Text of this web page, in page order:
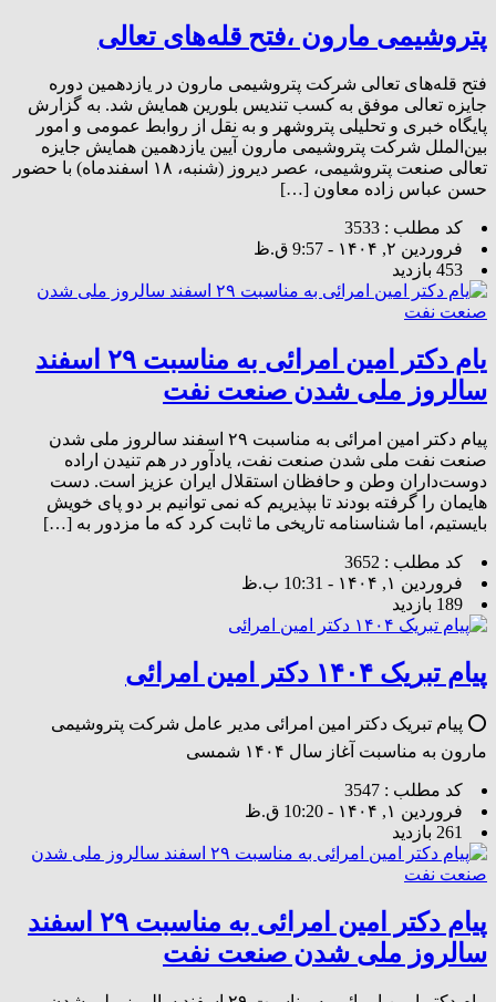
پتروشیمی مارون ،فتح‌ قله‌های تعالی
فتح‌ قله‌های تعالی شرکت پتروشیمی مارون در یازدهمین دوره
جایزه تعالی موفق به کسب تندیس بلورین همایش شد. به گزارش
پایگاه خبری و تحلیلی پتروشهر و به نقل از روابط عمومی و امور
بین‌الملل شرکت پتروشیمی مارون آیین یازدهمین همایش جایزه
تعالی صنعت پتروشیمی، عصر دیروز (شنبه، ۱۸ اسفندماه) با حضور
حسن عباس زاده معاون […]
کد مطلب : 3533
فروردین ۲, ۱۴۰۴ - 9:57 ق.ظ
453 بازدید
یام دکتر امین امرائی به مناسبت ۲۹ اسفند
سالروز ملی شدن صنعت نفت
پیام دکتر امین امرائی به مناسبت ۲۹ اسفند سالروز ملی شدن
صنعت نفت ملی شدن صنعت نفت، یادآور در هم تنیدن‌ اراده‌
دوست‌داران وطن و حافظان استقلال ایران عزیز است. دست
هایمان را گرفته بودند تا بپذیریم که نمی توانیم بر دو پای خویش
بایستیم، اما شناسنامه تاریخی ما ثابت کرد که ما مزدور به […]
کد مطلب : 3652
فروردین ۱, ۱۴۰۴ - 10:31 ب.ظ
189 بازدید
پیام تبریک ۱۴۰۴ دکتر امین امرائی
⭕️ پیام تبریک دکتر امین امرائی مدیر عامل شرکت پتروشیمی
مارون به مناسبت آغاز سال ۱۴۰۴ شمسی
کد مطلب : 3547
فروردین ۱, ۱۴۰۴ - 10:20 ق.ظ
261 بازدید
پیام دکتر امین امرائی به مناسبت ۲۹ اسفند
سالروز ملی شدن صنعت نفت